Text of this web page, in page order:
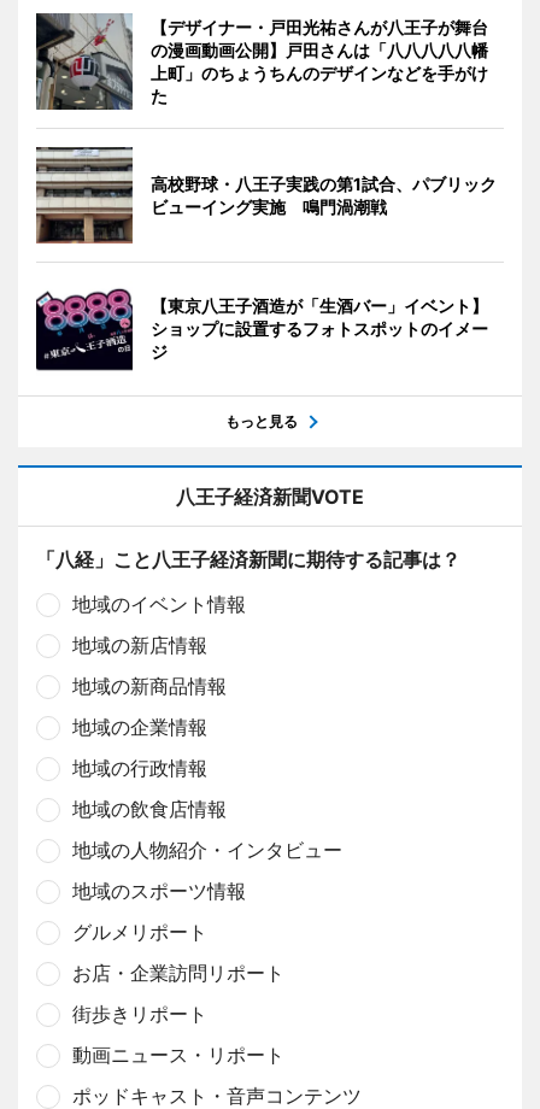
【デザイナー・戸田光祐さんが八王子が舞台
の漫画動画公開】戸田さんは「八八八八八幡
上町」のちょうちんのデザインなどを手がけ
た
高校野球・八王子実践の第1試合、パブリック
ビューイング実施 鳴門渦潮戦
【東京八王子酒造が「生酒バー」イベント】
ショップに設置するフォトスポットのイメー
ジ
もっと見る
八王子経済新聞VOTE
「八経」こと八王子経済新聞に期待する記事は？
地域のイベント情報
地域の新店情報
地域の新商品情報
地域の企業情報
地域の行政情報
地域の飲食店情報
地域の人物紹介・インタビュー
地域のスポーツ情報
グルメリポート
お店・企業訪問リポート
街歩きリポート
動画ニュース・リポート
ポッドキャスト・音声コンテンツ